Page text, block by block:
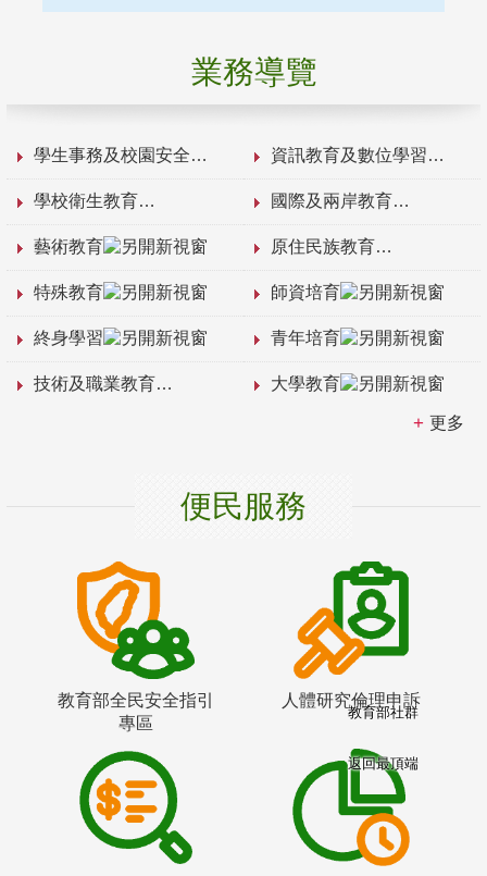
業務導覽
學生事務及校園安全 資訊教育及數位學習
學校衛生教育 國際及兩岸教育
藝術教育 原住民族教育
特殊教育 師資培育
終身學習 青年培育
技術及職業教育 大學教育
更多
便民服務
教育部全民安全指引
專區
人體研究倫理申訴
教育部社群
返回最頂端